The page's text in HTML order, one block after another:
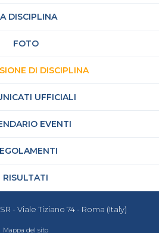
DISCIPLINA
FOTO
DI DISCIPLINA
UFFICIALI
EVENTI
RISULTATI
- Viale Tiziano 74 - Roma (Italy)
Mappa del sito